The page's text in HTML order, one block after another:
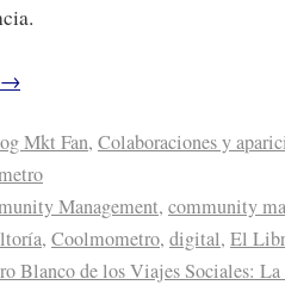
→
Mkt Fan, Colaboraciones y
Management, community
, Coolmometro, digital, El
Blanco de los Viajes Sociales: